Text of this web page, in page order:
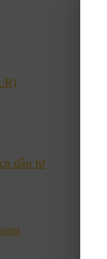
đầu tư